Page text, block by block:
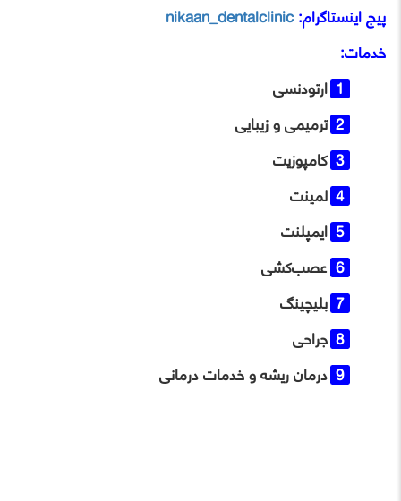
پیج اینستاگرام:nikaan_dentalclinic
خدمات:
ارتودنسی
ترمیمی و زیبایی
کامپوزیت
لمینت
ایمپلنت
عصب‌کشی
بلیچینگ
جراحی
درمان ریشه و خدمات درمانی